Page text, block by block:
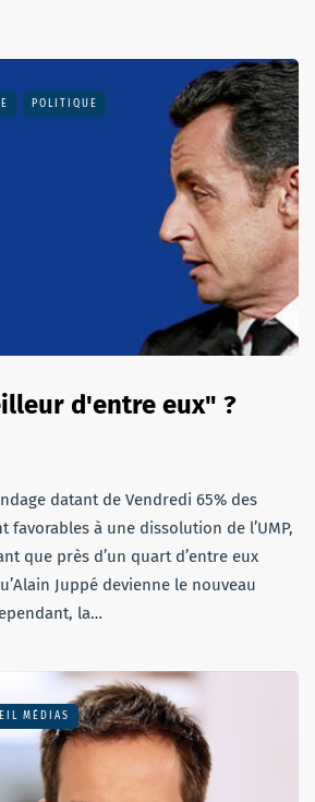
POLITIQUE
d'entre eux" ?
datant de Vendredi 65% des
favorables à une dissolution de l’UMP,
que près d’un quart d’entre eux
Juppé devienne le nouveau
la…
MÉDIAS